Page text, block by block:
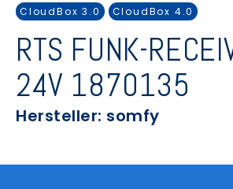
CloudBox 3.0 CloudBox 4.0
RTS FUNK-
24V 1870135
Hersteller: somfy